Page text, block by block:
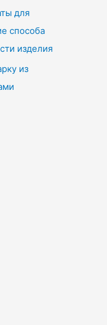
для
способа
изделия
из